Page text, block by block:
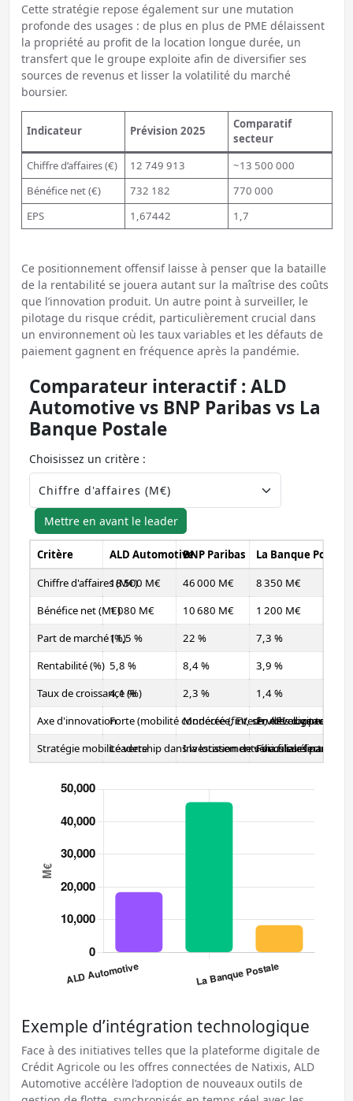
Cette stratégie repose également sur une mutation
profonde des usages : de plus en plus de PME délaissent
la propriété au profit de la location longue durée, un
transfert que le groupe exploite afin de diversifier ses
sources de revenus et lisser la volatilité du marché
boursier.
Indicateur Prévision 2025
Comparatif
secteur
Chiffre d’affaires (€)
12 749 913
~13 500 000
Bénéfice net (€)
732 182
770 000
EPS
1,67442 1,7
Ce positionnement offensif laisse à penser que la bataille
de la rentabilité se jouera autant sur la maîtrise des coûts
que l’innovation produit. Un autre point à surveiller, le
pilotage du risque crédit, particulièrement crucial dans
un environnement où les taux variables et les défauts de
paiement gagnent en fréquence après la pandémie.
Comparateur interactif : ALD
Automotive vs BNP Paribas vs La
Banque Postale
Choisissez un critère :
Mettre en avant le leader
Critère ALD AutomotiveBNP Paribas
La Banque Postale
Chiffre d'affaires (M€)
18 500 M€ 46 000 M€
8 350 M€
Bénéfice net (M€)1 080 M€ 10 680 M€
1 200 M€
Part de marché (%)11,5 % 22 %
7,3 %
Rentabilité (%) 5,8 % 8,4 %
3,9 %
Taux de croissance (%)
4,1 % 2,3 %
1,4 %
Axe d'innovationForte (mobilité connectée, EV, services digitaux)
Modérée (fintech, API ouvertes)
En développement
Stratégie mobilité verteLeadership dans la location de véhicules électriques
Investissements via filiales
Focus sur
Exemple d’intégration technologique
Face à des initiatives telles que la plateforme digitale de
Crédit Agricole ou les offres connectées de Natixis, ALD
Automotive accélère l’adoption de nouveaux outils de